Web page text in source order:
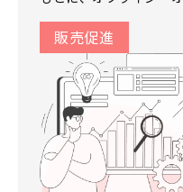
ートする業態もBtoB、
応いたします。
販売促進